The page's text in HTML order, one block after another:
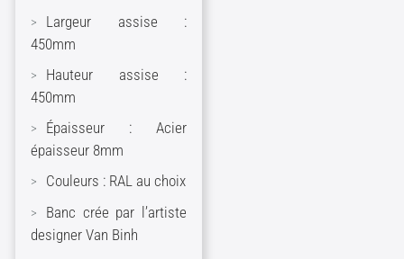
Largeur assise :
450mm
Hauteur assise :
450mm
Épaisseur : Acier
épaisseur 8mm
Couleurs : RAL au choix
Banc crée par l’artiste
designer Van Binh